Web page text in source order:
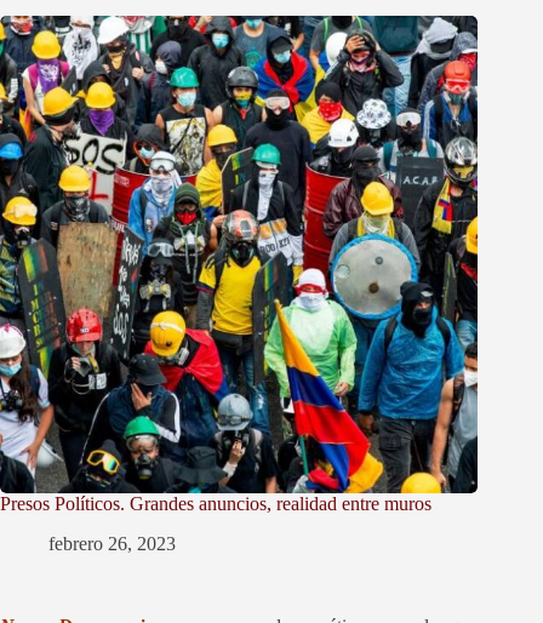
Presos Políticos. Grandes anuncios, realidad entre muros
febrero 26, 2023